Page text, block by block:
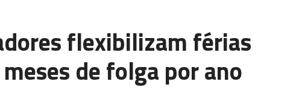
flexibilizam férias
de folga por ano